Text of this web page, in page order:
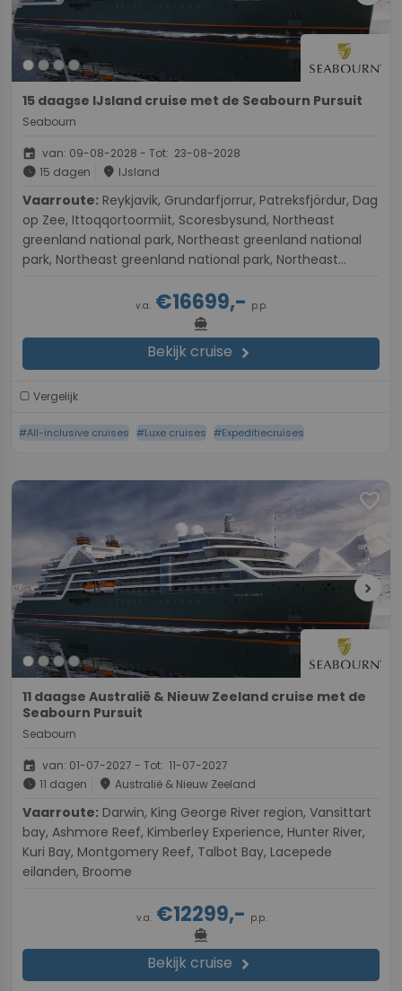
15 daagse IJsland cruise met de Seabourn Pursuit
Seabourn
event van: 09-08-2028 - Tot: 23-08-2028
schedule 15 dagen place IJsland
Vaarroute:
op Zee, Ittoqqortoormiit, Scoresbysund, Northeast
greenland national park, Northeast greenland national
park, Northeast greenland national park, Northeast
Exploring The Outer Islands of Heimaey, Reykjavik
v.a.€16699,- p.p.
directions_boat
Bekijk cruise chevron_right
Vergelijk
#All-inclusive cruises #Luxe cruises #Expeditiecruises
favorite
chevron_right
11 daagse Australië & Nieuw Zeeland cruise met de
Seabourn Pursuit
Seabourn
event van: 01-07-2027 - Tot: 11-07-2027
schedule 11 dagen place Australië & Nieuw Zeeland
Vaarroute:
bay, Ashmore Reef, Kimberley Experience, Hunter River,
Kuri Bay, Montgomery Reef, Talbot Bay, Lacepede
eilanden, Broome
v.a.€12299,- p.p.
directions_boat
Bekijk cruise chevron_right